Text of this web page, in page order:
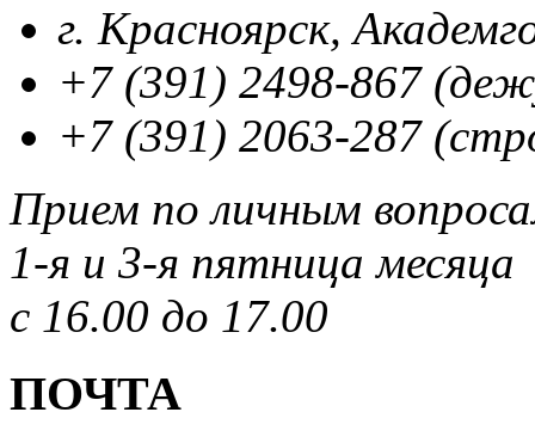
г. Красноярск,
+7 (391) 2498-867
+7 (391) 2063-287
Прием по личным
1-я и 3-я пятница месяца
с 16.00 до 17.00
ПОЧТА